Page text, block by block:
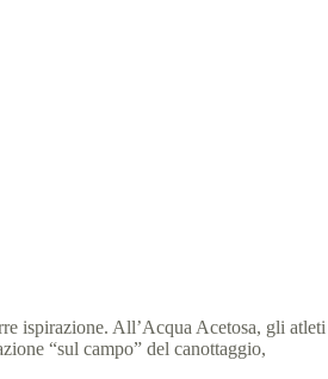
ispirazione. All’Acqua Acetosa, gli atleti
“sul campo” del canottaggio,